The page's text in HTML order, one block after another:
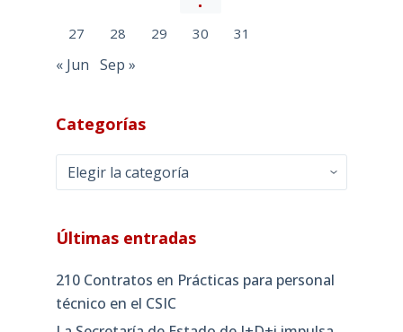
27 28 29 30 31
« Jun Sep »
Categorías
Categorías
Últimas entradas
210 Contratos en Prácticas para personal
técnico en el CSIC